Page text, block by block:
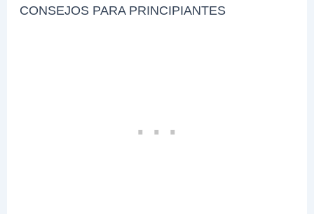
CONSEJOS PARA PRINCIPIANTES